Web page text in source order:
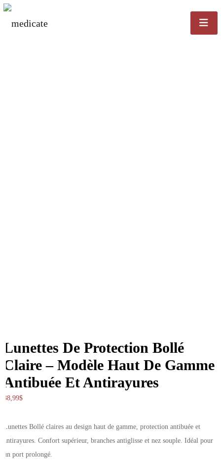
Lunettes De Protection Bollé
Claire – Modèle Haut De Gamme
Antibuée Et Antirayures
38,99$
Lunettes Bollé claires au design haut de gamme, protection antibuée et
antirayures. Confort supérieur, branches antiglisse et nez souple. Idéal pour
un port prolongé.